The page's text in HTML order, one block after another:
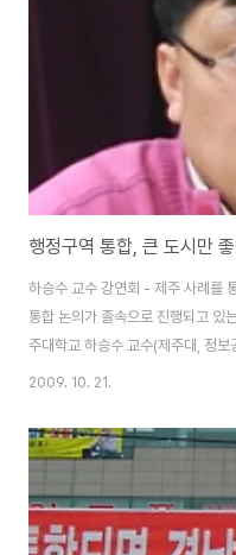
을 하였습니다. 함안군 농민회 회
대 입장을 분명히 하면서, 행정구역
행정구역 통합, 큰 도시만
하승수 교수 강연회 - 제주 사례를
통합 논의가 졸속으로 진행되고 있
주대학교 하승수 교수(제주대, 정
는 교훈은 무엇인가?"를 주제로 행
를 일으키고 있는 행정구역 통합이
되고 있다고 진단하였습니다. 제주
홍보자료, 정부 주도의 여론몰이,
로 지난 3년 동안 많은 문제점이
년 통합 효과 없었다 제주도의 경우
2009. 10. 21.